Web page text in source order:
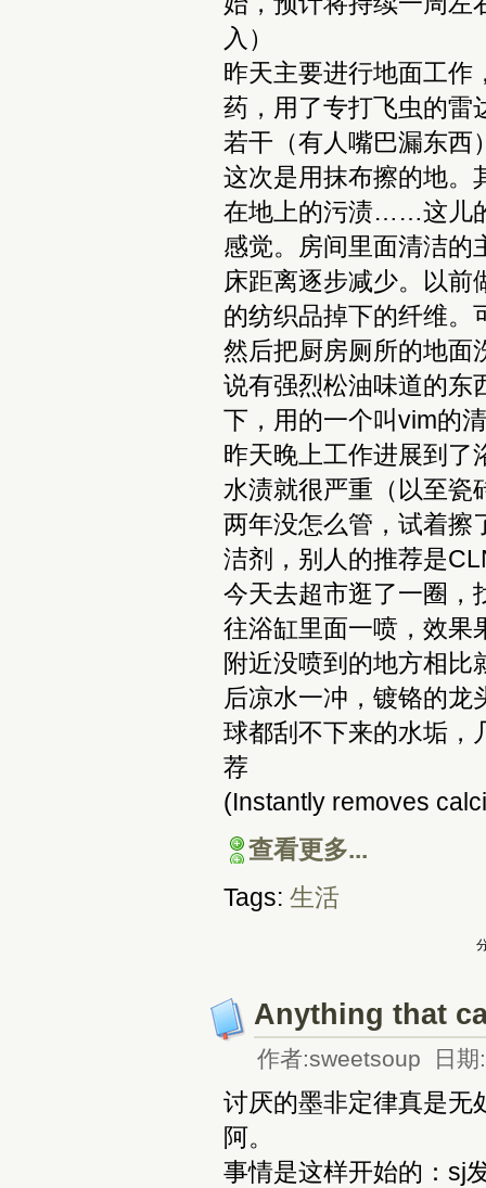
入）
昨天主要进行地面工作
药，用了专打飞虫的雷
若干（有人嘴巴漏东西
这次是用抹布擦的地。
在地上的污渍……这儿
感觉。房间里面清洁的
床距离逐步减少。以前
的纺织品掉下的纤维。
然后把厨房厕所的地面
说有强烈松油味道的东
下，用的一个叫vim的
昨天晚上工作进展到了
水渍就很严重（以至瓷
两年没怎么管，试着擦
洁剂，别人的推荐是
今天去超市逛了一圈，
往浴缸里面一喷，效果
附近没喷到的地方相比
后凉水一冲，镀铬的龙
球都刮不下来的水垢，
荐
(Instantly removes
查看更多...
Tags: 生活
Anything that
作者:sweetsoup 日期
讨厌的墨非定律真是无
阿。
事情是这样开始的：sj